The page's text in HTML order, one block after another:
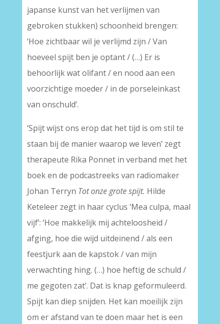
japanse kunst van het verlijmen van
gebroken stukken) schoonheid brengen:
‘Hoe zichtbaar wil je verlijmd zijn / Van
hoeveel spijt ben je optant / (…) Er is
behoorlijk wat olifant / en nood aan een
voorzichtige moeder / in de porseleinkast
van onschuld’.
‘Spijt wijst ons erop dat het tijd is om stil te
staan bij de manier waarop we leven’ zegt
therapeute Rika Ponnet in verband met het
boek en de podcastreeks van radiomaker
Johan Terryn Tot onze grote spijt. Hilde
Keteleer zegt in haar cyclus ‘Mea culpa, maal
vijf’: ‘Hoe makkelijk mij achteloosheid /
afging, hoe die wijd uitdeinend / als een
feestjurk aan de kapstok / van mijn
verwachting hing. (…) hoe heftig de schuld /
me gegoten zat’. Dat is knap geformuleerd.
Spijt kan diep snijden. Het kan moeilijk zijn
om er afstand van te doen maar het is een